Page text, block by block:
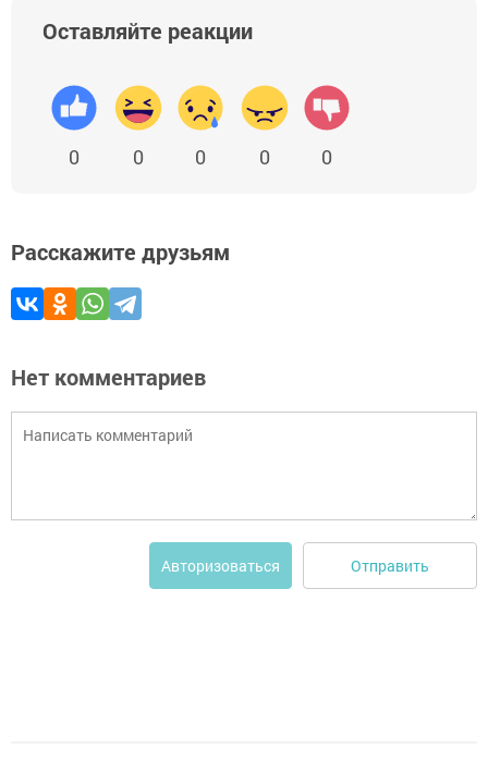
Оставляйте реакции
0 0 0 0 0
Расскажите друзьям
Нет комментариев
Авторизоваться Отправить